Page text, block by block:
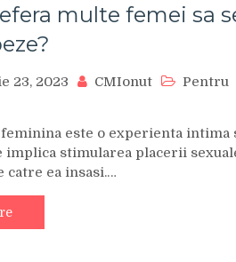
multe femei sa
23, 2023 CMIonut
Pentru
este o experienta intima
implica stimularea placerii
catre ea insasi.…